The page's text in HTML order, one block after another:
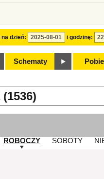
na dzień: i godzinę:
Schematy
ROBOCZY
SOBOTY